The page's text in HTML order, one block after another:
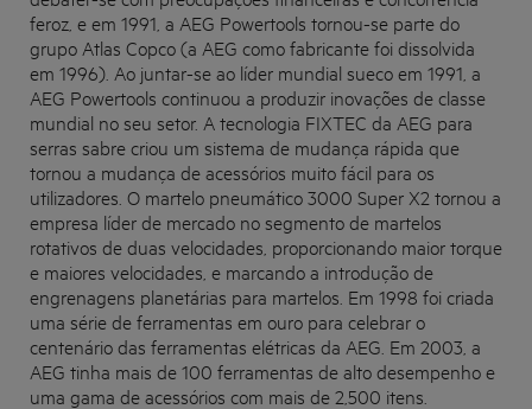
feroz, e em 1991, a AEG Powertools tornou-se parte do
grupo Atlas Copco (a AEG como fabricante foi dissolvida
em 1996). Ao juntar-se ao líder mundial sueco em 1991, a
AEG Powertools continuou a produzir inovações de classe
mundial no seu setor. A tecnologia FIXTEC da AEG para
serras sabre criou um sistema de mudança rápida que
tornou a mudança de acessórios muito fácil para os
utilizadores. O martelo pneumático 3000 Super X2 tornou a
empresa líder de mercado no segmento de martelos
rotativos de duas velocidades, proporcionando maior torque
e maiores velocidades, e marcando a introdução de
engrenagens planetárias para martelos. Em 1998 foi criada
uma série de ferramentas em ouro para celebrar o
centenário das ferramentas elétricas da AEG. Em 2003, a
AEG tinha mais de 100 ferramentas de alto desempenho e
uma gama de acessórios com mais de 2,500 itens.